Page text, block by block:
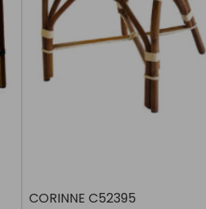
CORINNE C52395